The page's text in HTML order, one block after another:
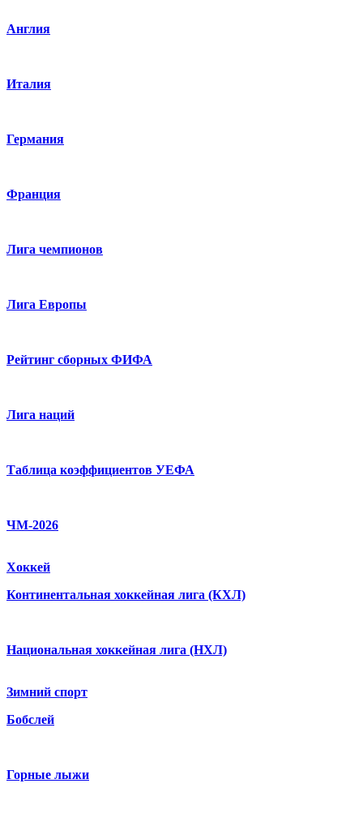
Англия
Италия
Германия
Франция
Лига чемпионов
Лига Европы
Рейтинг сборных ФИФА
Лига наций
Таблица коэффициентов УЕФА
ЧМ-2026
Хоккей
Континентальная хоккейная лига (КХЛ)
Национальная хоккейная лига (НХЛ)
Зимний спорт
Бобслей
Горные лыжи